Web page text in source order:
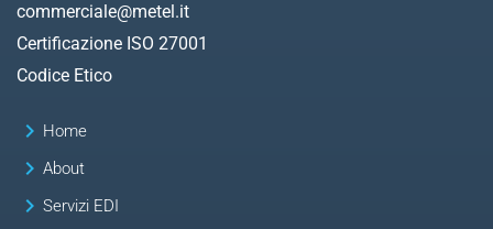
commerciale@metel.it
Certificazione ISO 27001
Codice Etico
keyboard_arrow_right Home
keyboard_arrow_right About
keyboard_arrow_right Servizi EDI